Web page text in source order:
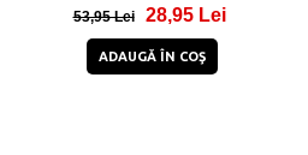
53,95 Lei 28,95 Lei
ADAUGĂ ÎN COŞ